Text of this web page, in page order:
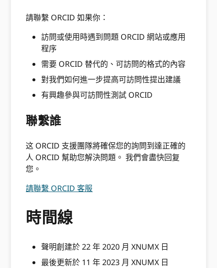
請聯繫 ORCID 如果你：
訪問或使用時遇到問題 ORCID 網站或應用
程序
需要 ORCID 替代的、可訪問的格式的內容
對我們如何進一步提高可訪問性提出建議
有興趣參與可訪問性測試 ORCID
聯繫誰
这 ORCID 支援團隊將確保您的詢問到達正確的
人 ORCID 幫助您解決問題。 我們會盡快回复
您。
請聯繫 ORCID 客服
時間線
聲明創建於 22 年 2020 月 XNUMX 日
最後更新於 11 年 2023 月 XNUMX 日